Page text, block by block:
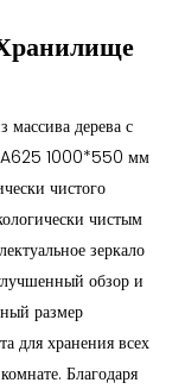
дерева с
A625 1000*550 мм
чистого
чистым
зеркало
обзор и
размер
для хранения всех
Благодаря